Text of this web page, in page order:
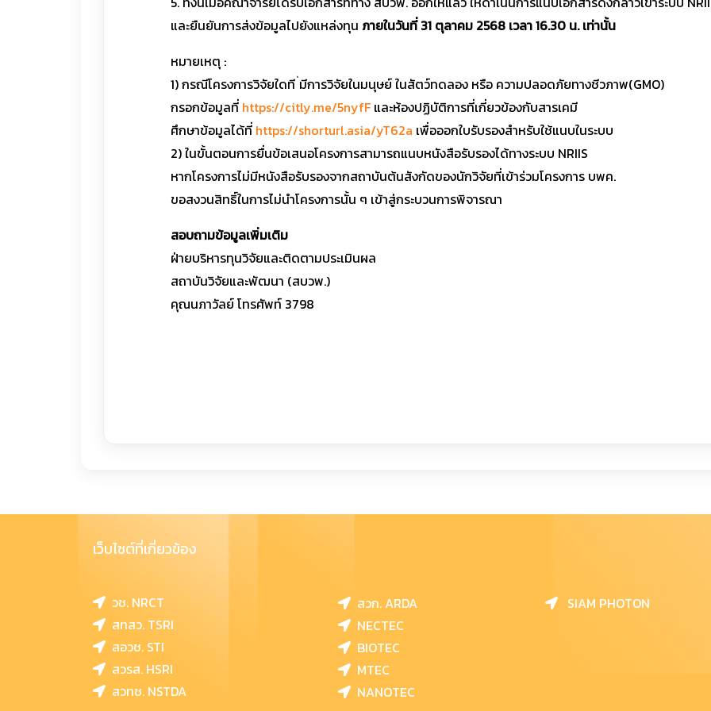
และยืนยันการส่งข้อมูลไปยังแหล่งทุน ภายในวันที่ 31 ตุลาคม 2568 เวลา 16.30 น. เท่านั้น
หมายเหตุ :
1) กรณีโครงการวิจัยใดที ่มีการวิจัยในมนุษย์ ในสัตว์ทดลอง หรือ ความปลอดภัยทางชีวภาพ(GMO)
กรอกข้อมูลที่ https://citly.me/5nyfF และห้องปฏิบัติการที่เกี่ยวข้องกับสารเคมี
ศึกษาข้อมูลได้ที่ https://shorturl.asia/yT62a เพื่อออกใบรับรองสำหรับใช้แนบในระบบ
2) ในขั้นตอนการยื่นข้อเสนอโครงการสามารถแนบหนังสือรับรองได้ทางระบบ NRIIS
หากโครงการไม่มีหนังสือรับรองจากสถาบันต้นสังกัดของนักวิจัยที่เข้าร่วมโครงการ บพค.
ขอสงวนสิทธิ์ในการไม่นำโครงการนั้น ๆ เข้าสู่กระบวนการพิจารณา
สอบถามข้อมูลเพิ่มเติม
ฝ่ายบริหารทุนวิจัยและติดตามประเมินผล
สถาบันวิจัยและพัฒนา (สบวพ.)
คุณนภาวัลย์ โทรศัพท์ 3798
เว็บไซต์ที่เกี่ยวข้อง
วช. NRCT
สทสว. TSRI
สอวช. STI
สวรส. HSRI
สวทช. NSTDA
สวก. ARDA
NECTEC
BIOTEC
MTEC
NANOTEC
SIAM PHOTON